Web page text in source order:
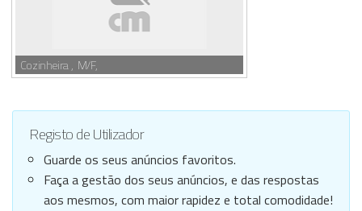
Cozinheira , M/F,
Registo de Utilizador
Guarde os seus anúncios favoritos.
Faça a gestão dos seus anúncios, e das respostas
aos mesmos, com maior rapidez e total comodidade!